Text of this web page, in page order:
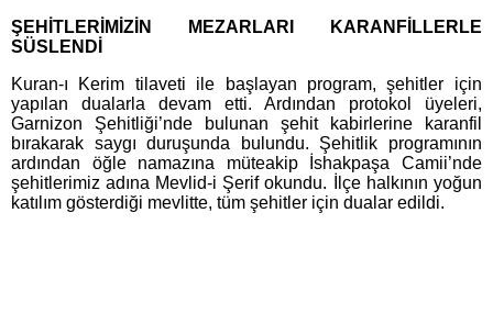
ŞEHİTLERİMİZİN MEZARLARI KARANFİLLERLE
SÜSLENDİ
Kuran-ı Kerim tilaveti ile başlayan program, şehitler için
yapılan dualarla devam etti. Ardından protokol üyeleri,
Garnizon Şehitliği’nde bulunan şehit kabirlerine karanfil
bırakarak saygı duruşunda bulundu. Şehitlik programının
ardından öğle namazına müteakip İshakpaşa Camii’nde
şehitlerimiz adına Mevlid-i Şerif okundu. İlçe halkının yoğun
katılım gösterdiği mevlitte, tüm şehitler için dualar edildi.